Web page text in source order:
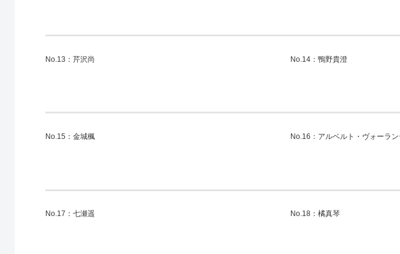
No.13：芹沢尚 No.14：鴨野貴澄
No.15：金城楓 No.16：アルベルト・ヴォーラ
No.17：七瀬遥 No.18：橘真琴